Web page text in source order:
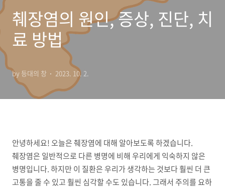
췌장염의 원인, 증상, 진단, 치
료 방법
by 등대의 창 2023. 10. 2.
안녕하세요! 오늘은 췌장염에 대해 알아보도록 하겠습니다.
췌장염은 일반적으로 다른 병명에 비해 우리에게 익숙하지 않은
병명입니다. 하지만 이 질환은 우리가 생각하는 것보다 훨씬 더 큰
고통을 줄 수 있고 훨씬 심각할 수도 있습니다. 그래서 주의를 요하